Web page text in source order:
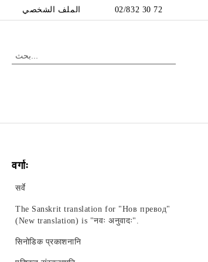
الملف الشخصي 02/832 30 72
वर्गाः
सर्वे
The Sanskrit translation for "Нов превод"
(New translation) is "नवः अनुवादः".
सिनोडिक प्रकाशनानि